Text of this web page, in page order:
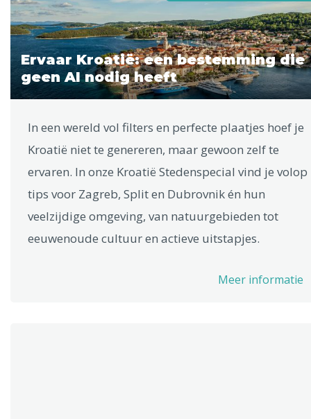
Ervaar Kroatië: een bestemming die
geen AI nodig heeft
In een wereld vol filters en perfecte plaatjes hoef je
Kroatië niet te genereren, maar gewoon zelf te
ervaren. In onze Kroatië Stedenspecial vind je volop
tips voor Zagreb, Split en Dubrovnik én hun
veelzijdige omgeving, van natuurgebieden tot
eeuwenoude cultuur en actieve uitstapjes.
Meer informatie